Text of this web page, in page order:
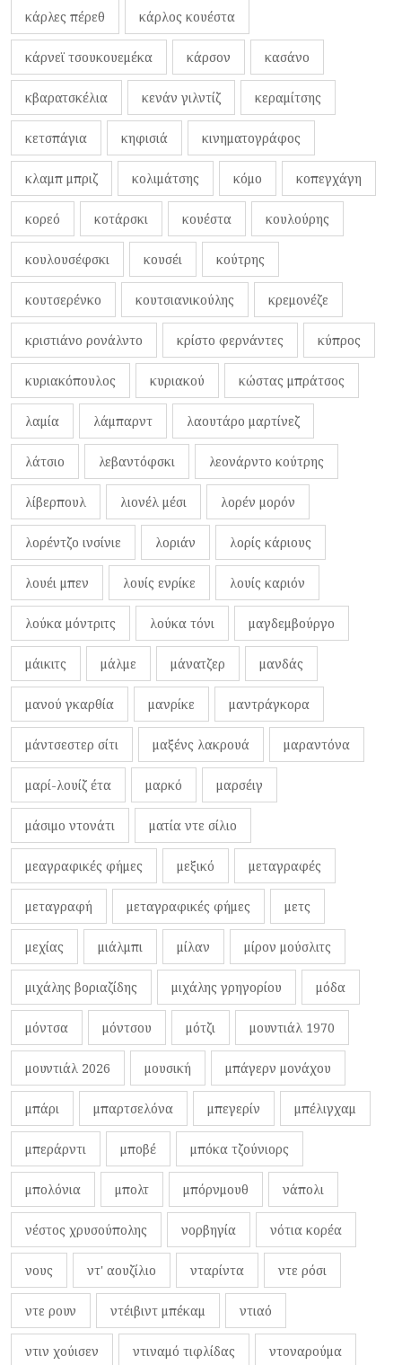
κάρλες πέρεθ κάρλος κουέστα
κάρνεϊ τσουκουεμέκα κάρσον κασάνο
κβαρατσκέλια κενάν γιλντίζ κεραμίτσης
κετσπάγια κηφισιά κινηματογράφος
κλαμπ μπριζ κολιμάτσης κόμο κοπεγχάγη
κορεό κοτάρσκι κουέστα κουλούρης
κουλουσέφσκι κουσέι κούτρης
κουτσερένκο κουτσιανικούλης κρεμονέζε
κριστιάνο ρονάλντο κρίστο φερνάντες κύπρος
κυριακόπουλος κυριακού κώστας μπράτσος
λαμία λάμπαρντ λαουτάρο μαρτίνεζ
λάτσιο λεβαντόφσκι λεονάρντο κούτρης
λίβερπουλ λιονέλ μέσι λορέν μορόν
λορέντζο ινσίνιε λοριάν λορίς κάριους
λουέι μπεν λουίς ενρίκε λουίς καριόν
λούκα μόντριτς λούκα τόνι μαγδεμβούργο
μάικιτς μάλμε μάνατζερ μανδάς
μανού γκαρθία μανρίκε μαντράγκορα
μάντσεστερ σίτι μαξένς λακρουά μαραντόνα
μαρί-λουίζ έτα μαρκό μαρσέιγ
μάσιμο ντονάτι ματία ντε σίλιο
μεαγραφικές φήμες μεξικό μεταγραφές
μεταγραφή μεταγραφικές φήμες μετς
μεχίας μιάλμπι μίλαν μίρον μούσλιτς
μιχάλης βοριαζίδης μιχάλης γρηγορίου μόδα
μόντσα μόντσου μότζι μουντιάλ 1970
μουντιάλ 2026 μουσική μπάγερν μονάχου
μπάρι μπαρτσελόνα μπεγερίν μπέλιγχαμ
μπεράρντι μποβέ μπόκα τζούνιορς
μπολόνια μπολτ μπόρνμουθ νάπολι
νέστος χρυσούπολης νορβηγία νότια κορέα
νους ντ' αουζίλιο νταρίντα ντε ρόσι
ντε ρουν ντέιβιντ μπέκαμ ντιαό
ντιν χούισεν ντιναμό τιφλίδας ντοναρούμα